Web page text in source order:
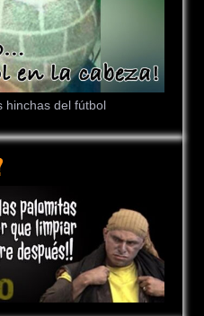
hinchas del fútbol